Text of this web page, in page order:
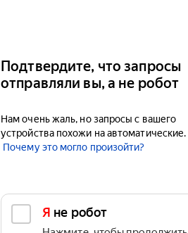
Подтвердите, что запросы
отправляли вы, а не робот
Нам очень жаль, но запросы с вашего
устройства похожи на автоматические.
Почему это могло произойти?
Я не робот